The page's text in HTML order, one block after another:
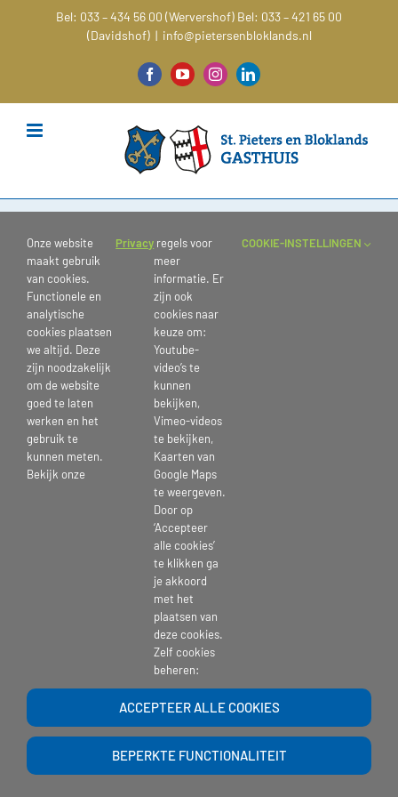
Bel: 033 – 434 56 00 (Wervershof) Bel: 033 – 421 65 00
(Davidshof) | info@pietersenbloklands.nl
FacebookYouTubeInstagramLinkedIn
24 mei 2022
Deel dit bericht kies je platform >
Facebook
X RedditLinkedIn
Copyright 2017 | St. Pieters en Bloklands Gasthuis |
by >
Ontwerpgroep Lale
Onze website
maakt gebruik
van cookies.
Functionele en
analytische
cookies plaatsen
we altijd. Deze
zijn noodzakelijk
om de website
goed te laten
werken en het
gebruik te
kunnen meten.
Bekijk onze
Privacy regels voor
meer
informatie. Er
zijn ook
cookies naar
keuze om:
Youtube-
video’s te
kunnen
bekijken,
Vimeo-videos
te bekijken,
Kaarten van
Google Maps
te weergeven.
Door op
‘Accepteer
alle cookies’
te klikken ga
je akkoord
met het
plaatsen van
deze cookies.
Zelf cookies
beheren:
COOKIE-INSTELLINGEN
ACCEPTEER ALLE COOKIES
BEPERKTE FUNCTIONALITEIT